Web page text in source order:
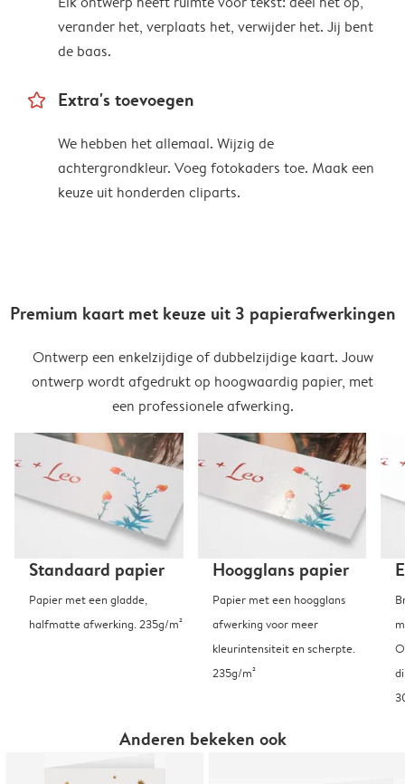
verander het, verplaats het, verwijder het. Jij bent
de baas.
star_outline Extra's toevoegen
We hebben het allemaal. Wijzig de
achtergrondkleur. Voeg fotokaders toe. Maak een
keuze uit honderden cliparts.
Premium kaart met keuze uit 3 papierafwerkingen
Ontwerp een enkelzijdige of dubbelzijdige kaart. Jouw
ontwerp wordt afgedrukt op hoogwaardig papier, met
een professionele afwerking.
Standaard papier
Papier met een gladde,
halfmatte afwerking. 235g/m²
Hoogglans papier
Papier met een hoogglans
afwerking voor meer
kleurintensiteit en scherpte.
235g/m²
Anderen bekeken ook